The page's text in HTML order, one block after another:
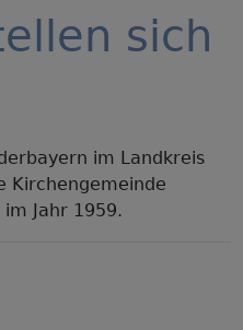
sich
im Landkreis
Kirchengemeinde
Jahr 1959.